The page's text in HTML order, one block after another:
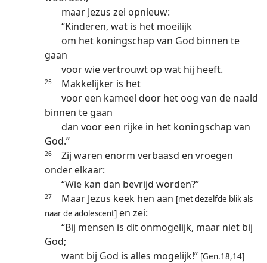
maar Jezus zei opnieuw:
“Kinderen, wat is het moeilijk
om het koningschap van God binnen te
gaan
voor wie vertrouwt op wat hij heeft.
25
Makkelijker is het
voor een kameel door het oog van de naald
binnen te gaan
dan voor een rijke in het koningschap van
God.”
26
Zij waren enorm verbaasd en vroegen
onder elkaar:
“Wie kan dan bevrijd worden?”
27 Maar Jezus keek hen aan [met dezelfde blik als
naar de adolescent] en zei:
“Bij mensen is dit onmogelijk, maar niet bij
God;
want bij God is alles mogelijk!” [Gen.18,14]